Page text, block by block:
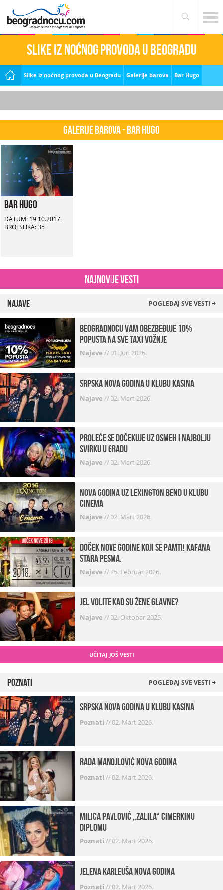
Slike iz noćnog provoda u Beogradu
Slike iz noćnog provoda u Beogradu Galerije barova Bar Hugo
Galerije barova - Bar Hugo
Bar Hugo
DATUM: 19.10.2017.
BROJ SLIKA: 35
Najnovije vesti
Najave POGLEDAJ SVE VESTI
beogradnocu vam obezbeđuje 10%
popusta na sve taxi vožnje
Najave //01. Jun 2026.
Srpska Nova godina u klubu Kasina
Najave //02. Mart 2026.
Proleće se dočekuje uz osmeh i najbolju
svirku u gradu
Najave //02. Mart 2026.
Nova godina uz Lexington bend u klubu
Cinema
Najave //02. Mart 2026.
Doček Nove godine koji se pamti! Kafana
Stara pesma.
Najave //25. Februar 2026.
Jel volite kad su žene glavne?
Najave //02. Oktobar 2025.
UČITAJ JOŠ VESTI
Poznati POGLEDAJ SVE VESTI
Srpska Nova godina u klubu Kasina
Poznati //02. Mart 2026.
Rada Manojlović Nova godina
Poznati //02. Mart 2026.
Milica Pavlović „zalila“ cimerkinu
diplomu
Poznati //02. Mart 2026.
Jelena Karleuša Nova godina
Poznati //02. Mart 2026.